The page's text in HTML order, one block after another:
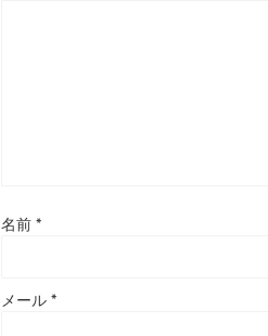
名前 *
メール *